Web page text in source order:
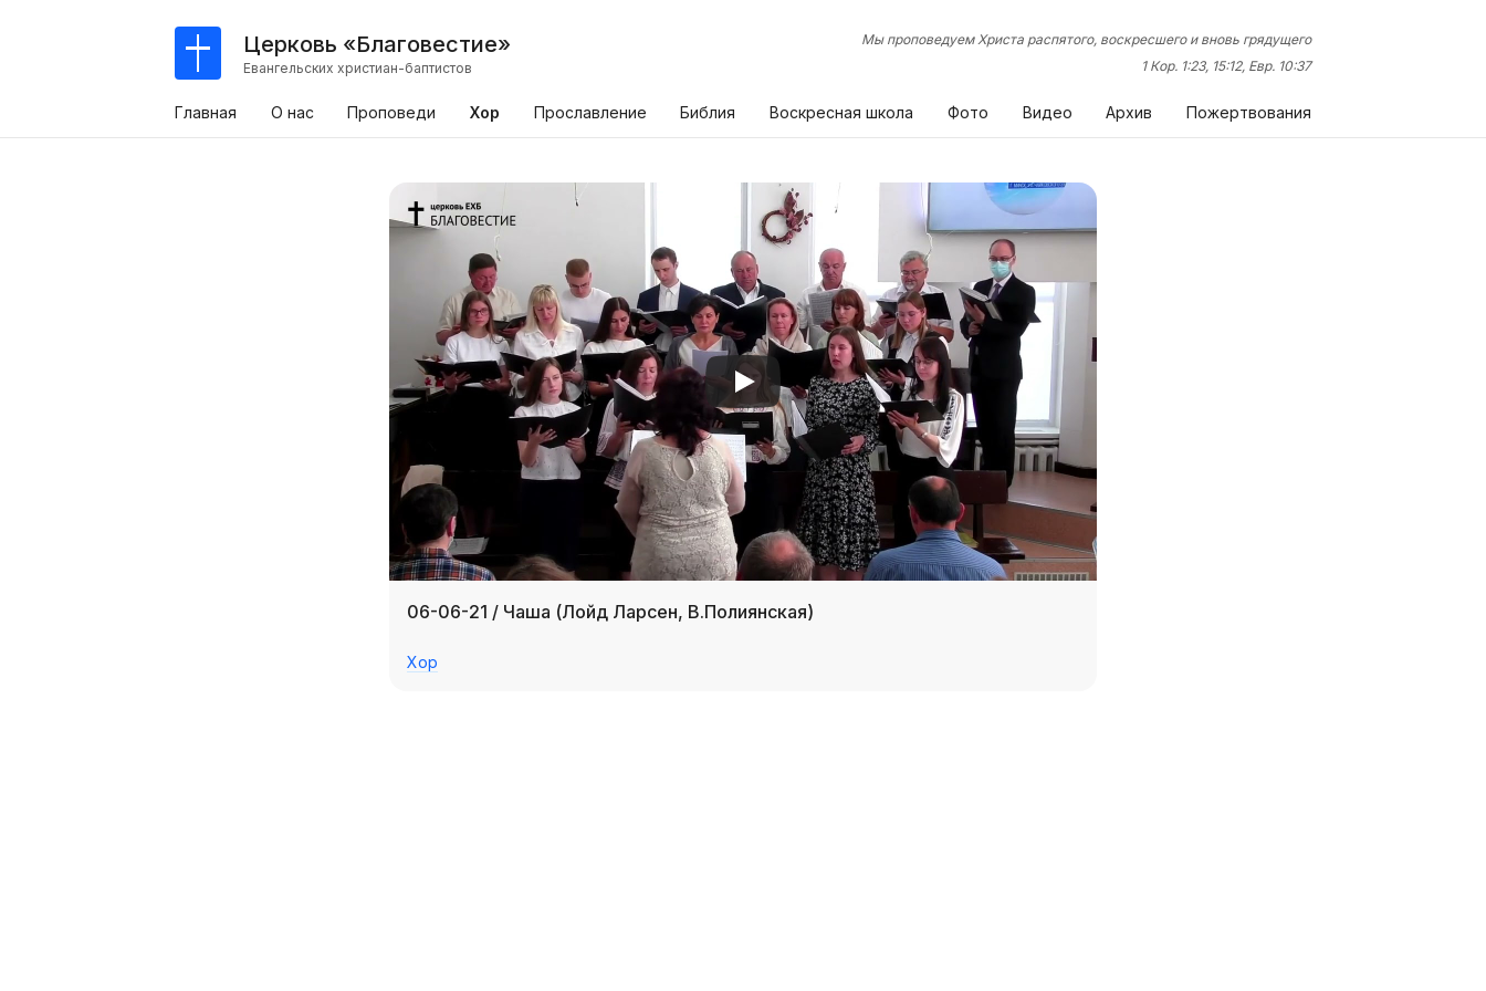
Церковь «Благовестие»
Евангельских христиан-баптистов
Мы проповедуем Христа распятого, воскресшего и вновь грядущего
1 Кор. 1:23, 15:12, Евр. 10:37
Главная О нас Проповеди Хор Прославление Библия Воскресная школа Фото Видео Архив Пожертвования
06-06-21 / Чаша (Лойд Ларсен, В.Полиянская)
Хор